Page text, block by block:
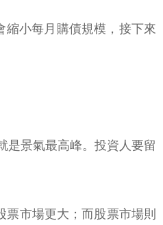
縮小每月購債規模，接下來
是景氣最高峰。投資人要留
市場更大；而股票市場則